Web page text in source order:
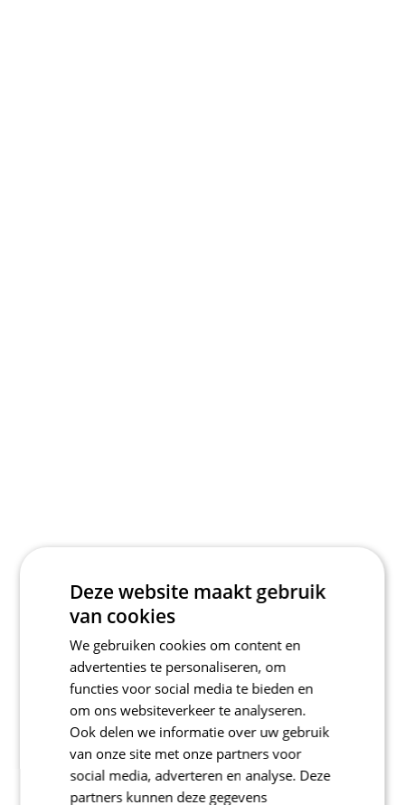
Deze website maakt gebruik
van cookies
We gebruiken cookies om content en
advertenties te personaliseren, om
functies voor social media te bieden en
om ons websiteverkeer te analyseren.
Ook delen we informatie over uw gebruik
van onze site met onze partners voor
social media, adverteren en analyse. Deze
partners kunnen deze gegevens